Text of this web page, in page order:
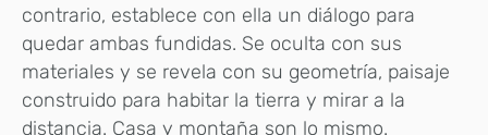
contrario, establece con ella un diálogo para
quedar ambas fundidas. Se oculta con sus
materiales y se revela con su geometría, paisaje
construido para habitar la tierra y mirar a la
distancia. Casa y montaña son lo mismo.